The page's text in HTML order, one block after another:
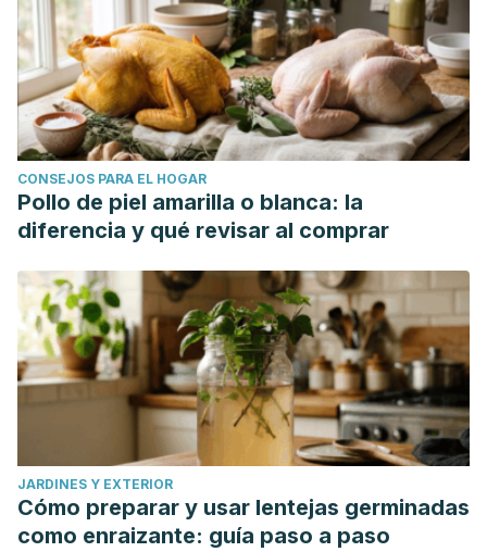
CONSEJOS PARA EL HOGAR
Pollo de piel amarilla o blanca: la
diferencia y qué revisar al comprar
JARDINES Y EXTERIOR
Cómo preparar y usar lentejas germinadas
como enraizante: guía paso a paso